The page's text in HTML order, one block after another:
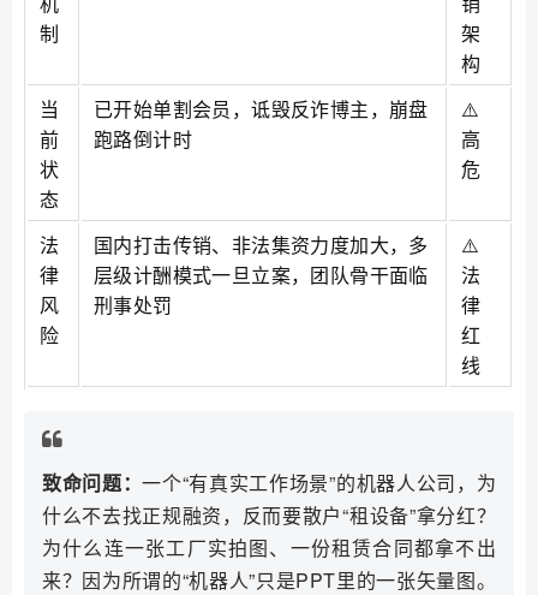
制
架
构
当
前
状
态
已开始单割会员，诋毁反诈博主，崩盘
跑路倒计时
⚠️
高
危
法
律
风
险
国内打击传销、非法集资力度加大，多
层级计酬模式一旦立案，团队骨干面临
刑事处罚
⚠️
法
律
红
线
致命问题：一个“有真实工作场景”的机器人公司，为
什么不去找正规融资，反而要散户“租设备”拿分红？
为什么连一张工厂实拍图、一份租赁合同都拿不出
来？因为所谓的“机器人”只是PPT里的一张矢量图。